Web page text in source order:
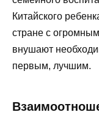
Китайского
стране с
внушают
первым, лучшим.